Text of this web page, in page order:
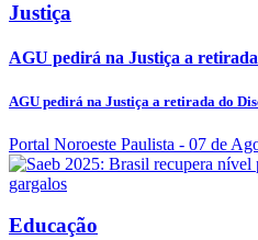
Justiça
AGU pedirá na Justiça a
AGU pedirá na Justiça a retirada do
Portal Noroeste Paulista - 07 de
Educação